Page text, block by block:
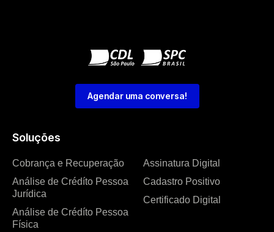
Soluções
Cobrança e Recuperação
Análise de Crédíto Pessoa
Jurídica
Análise de Crédíto Pessoa
Física
Assinatura Digital
Cadastro Positivo
Certificado Digital
Agendar uma conversa!